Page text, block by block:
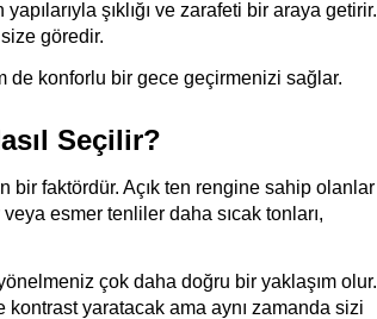
şıklığı ve zarafeti bir araya getirir.
göredir.
konforlu bir gece geçirmenizi sağlar.
Seçilir?
faktördür. Açık ten rengine sahip olanlar
esmer tenliler daha sıcak tonları,
çok daha doğru bir yaklaşım olur.
yaratacak ama aynı zamanda sizi